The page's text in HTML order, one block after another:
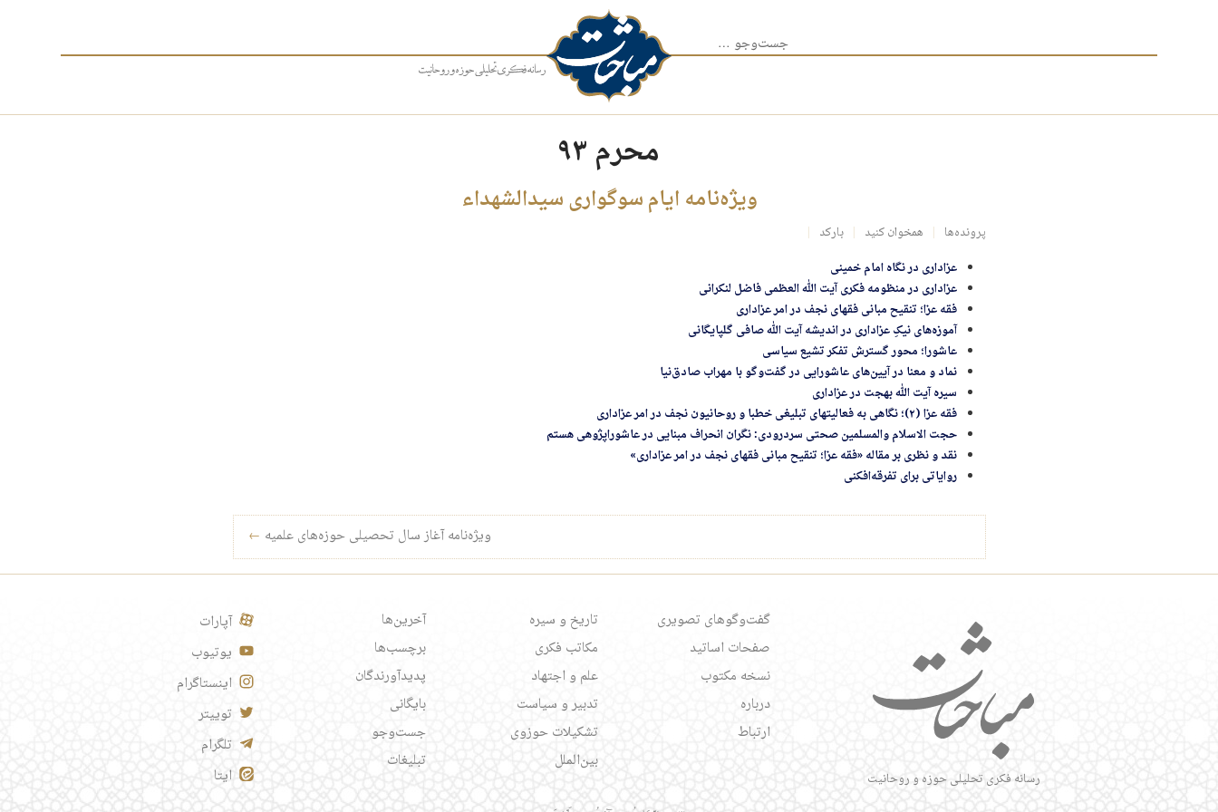
جست‌وجو برای:
محرم ۹۳
ویژه‌نامه ایام سوگواری سیدالشهداء
پرونده‌ها همخوان کنید
بارکد
عزاداری در نگاه امام خمینی
عزاداری در منظومه فکری آیت الله العظمی فاضل لنکرانی
فقه عزا؛ تنقیح مبانی فقهای نجف در امر عزاداری
آموزه‌های نیکِ عزاداری در اندیشه آیت الله صافی گلپایگانی
عاشورا؛ محور گسترش تفکر تشیع سیاسی
نماد و معنا در آیین‌های عاشورایی در گفت‌وگو با مهراب صادق‌نیا
سیره آیت الله بهجت در عزاداری
فقه عزا (۲)؛ نگاهی به فعالیت‎های تبلیغی خطبا و روحانیون نجف در امر عزاداری
حجت الاسلام والمسلمین صحتی سردرودی: نگران انحراف مبنایی در عاشوراپژوهی هستم
نقد و نظری بر مقاله «فقه عزا؛ تنقیح مبانی فقهای نجف در امر عزاداری»
روایاتی برای تفرقه‌افکنی
راه‌بری نوشته ویژه‌نامه آغاز سال تحصیلی حوزه‌های علمیه ←
رسانه فکری تحلیلی حوزه و روحانیت
گفت‌وگوهای تصویری
صفحات اساتید
نسخه مکتوب
درباره
ارتباط
تاریخ و سیره
مکاتب فکری
علم و اجتهاد
تدبیر و سیاست
تشکیلات حوزوی
بین‌الملل
آخرین‌ها
برچسب‌ها
پدیدآورندگان
بایگانی
جست‌وجو
تبلیغات
آپارات
یوتیوب
اینستاگرام
توییتر
تلگرام
ایتا